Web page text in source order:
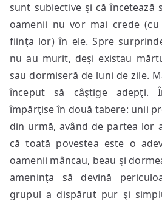
sunt subiective şi că încetează
oamenii nu vor mai crede
fiinţa lor) în ele. Spre
nu au murit, deşi existau
sau dormiseră de luni de zile.
început să câştige adepţi.
împărţise în două tabere: unii
din urmă, având de partea lor
că toată povestea este o
oamenii mâncau, beau şi
ameninţa să devină
grupul a dispărut pur şi